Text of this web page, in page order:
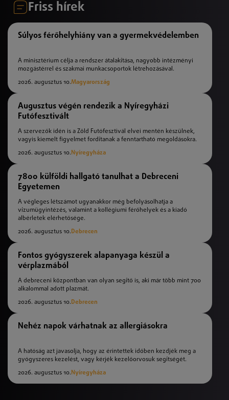
Friss hírek
Súlyos férőhelyhiány van a gyermekvédelemben
A minisztérium célja a rendszer átalakítása, nagyobb intézményi
mozgástérrel és szakmai munkacsoportok létrehozásával.
2026. augusztus 10.Magyarország
Augusztus végén rendezik a Nyíregyházi
Futófesztivált
A szervezők idén is a Zöld Futófesztivál elvei mentén készülnek,
vagyis kiemelt figyelmet fordítanak a fenntartható megoldásokra.
2026. augusztus 10. Nyíregyháza
7800 külföldi hallgató tanulhat a Debreceni
Egyetemen
A végleges létszámot ugyanakkor még befolyásolhatja a
vízumügyintézés, valamint a kollégiumi férőhelyek és a kiadó
albérletek elérhetősége.
2026. augusztus 10.Debrecen
Fontos gyógyszerek alapanyaga készül a
vérplazmából
A debreceni központban van olyan segítő is, aki már több mint 700
alkalommal adott plazmát.
2026. augusztus 10.Debrecen
Nehéz napok várhatnak az allergiásokra
A hatóság azt javasolja, hogy az érintettek időben kezdjék meg a
gyógyszeres kezelést, vagy kérjék kezelőorvosuk segítségét.
2026. augusztus 10. Nyíregyháza